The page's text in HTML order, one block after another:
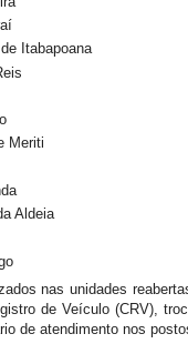
Itabapoana
Meriti
Aldeia
nas unidades
de Veículo (CRV),
de atendimento nos